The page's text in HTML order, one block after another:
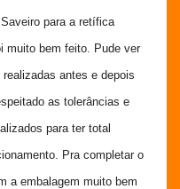
para a retífica
muito bem feito. Pude ver
antes e depois
as tolerâncias e
para ter total
Pra completar o
a embalagem muito bem